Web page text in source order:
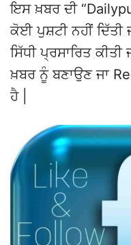
ਇਸ ਖ਼ਬਰ ਦੀ
ਕੋਈ ਪੁਸ਼ਟੀ ਨਹੀਂ ਦਿੱਤੀ
ਸਿੱਧੀ ਪ੍ਰਸਾਰਿਤ
ਖ਼ਬਰ ਨੂੰ ਬਣਾਉਣ ਜਾ
ਹੈ |